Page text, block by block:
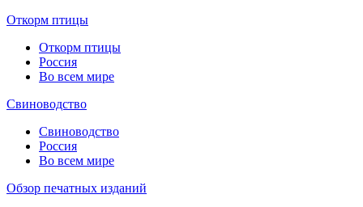
Откорм птицы
Откорм птицы
Россия
Во всем мире
Свиноводство
Свиноводство
Россия
Во всем мире
Обзор печатных изданий